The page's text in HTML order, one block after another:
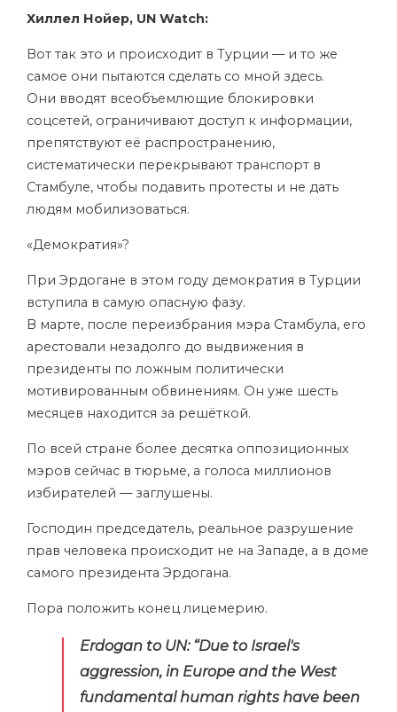
Хиллел Нойер, UN Watch:
Вот так это и происходит в Турции — и то же
самое они пытаются сделать со мной здесь.
Они вводят всеобъемлющие блокировки
соцсетей, ограничивают доступ к информации,
препятствуют её распространению,
систематически перекрывают транспорт в
Стамбуле, чтобы подавить протесты и не дать
людям мобилизоваться.
«Демократия»?
При Эрдогане в этом году демократия в Турции
вступила в самую опасную фазу.
В марте, после переизбрания мэра Стамбула, его
арестовали незадолго до выдвижения в
президенты по ложным политически
мотивированным обвинениям. Он уже шесть
месяцев находится за решёткой.
По всей стране более десятка оппозиционных
мэров сейчас в тюрьме, а голоса миллионов
избирателей — заглушены.
Господин председатель, реальное разрушение
прав человека происходит не на Западе, а в доме
самого президента Эрдогана.
Пора положить конец лицемерию.
Erdogan to UN: “Due to Israel's
aggression, in Europe and the West
fundamental human rights have been